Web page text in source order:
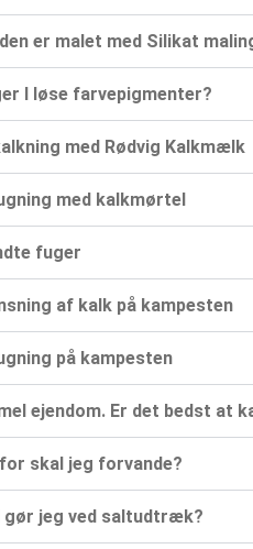
er malet med Silikat
I løse farvepigmenter?
med Rødvig Kalkmælk
med kalkmørtel
fuger
af kalk på kampesten
på kampesten
ejendom. Er det bedst at
skal jeg forvande?
gør jeg ved saltudtræk?